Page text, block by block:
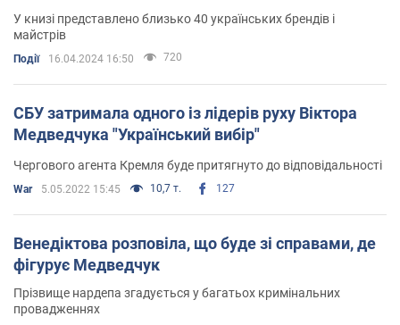
У книзі представлено близько 40 українських брендів і
майстрів
Події 16.04.2024 16:50 720
СБУ затримала одного із лідерів руху Віктора
Медведчука "Український вибір"
Чергового агента Кремля буде притягнуто до відповідальності
War 5.05.2022 15:45 10,7 т. 127
Венедіктова розповіла, що буде зі справами, де
фігурує Медведчук
Прізвище нардепа згадується у багатьох кримінальних
провадженнях